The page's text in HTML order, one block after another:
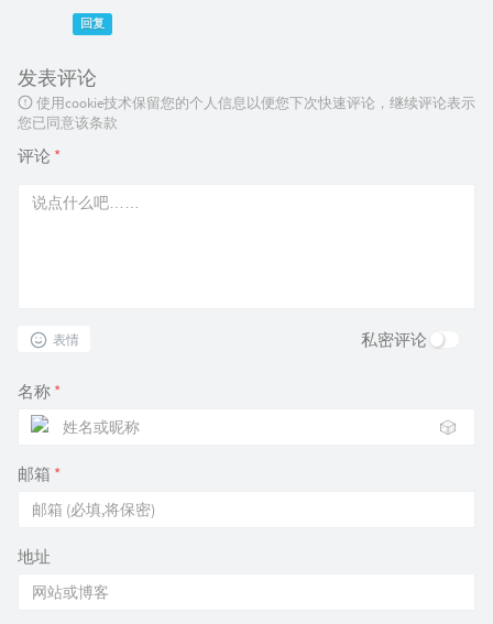
回复
发表评论
使用cookie技术保留您的个人信息以便您下次快速评论，继续评论表示
您已同意该条款
评论 *
表情 私密评论
名称 *
🎲
邮箱 *
地址